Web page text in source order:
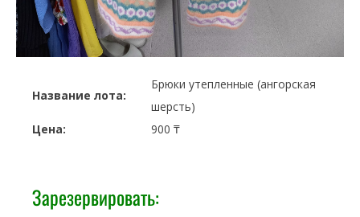
Название лота:
Брюки утепленные (ангорская
шерсть)
Цена:
900 ₸
Зарезервировать: